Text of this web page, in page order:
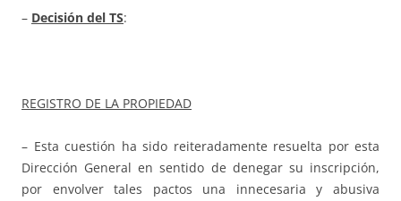
– Decisión del TS:
REGISTRO DE LA PROPIEDAD
– Esta cuestión ha sido reiteradamente resuelta por esta
Dirección General en sentido de denegar su inscripción,
por envolver tales pactos una innecesaria y abusiva